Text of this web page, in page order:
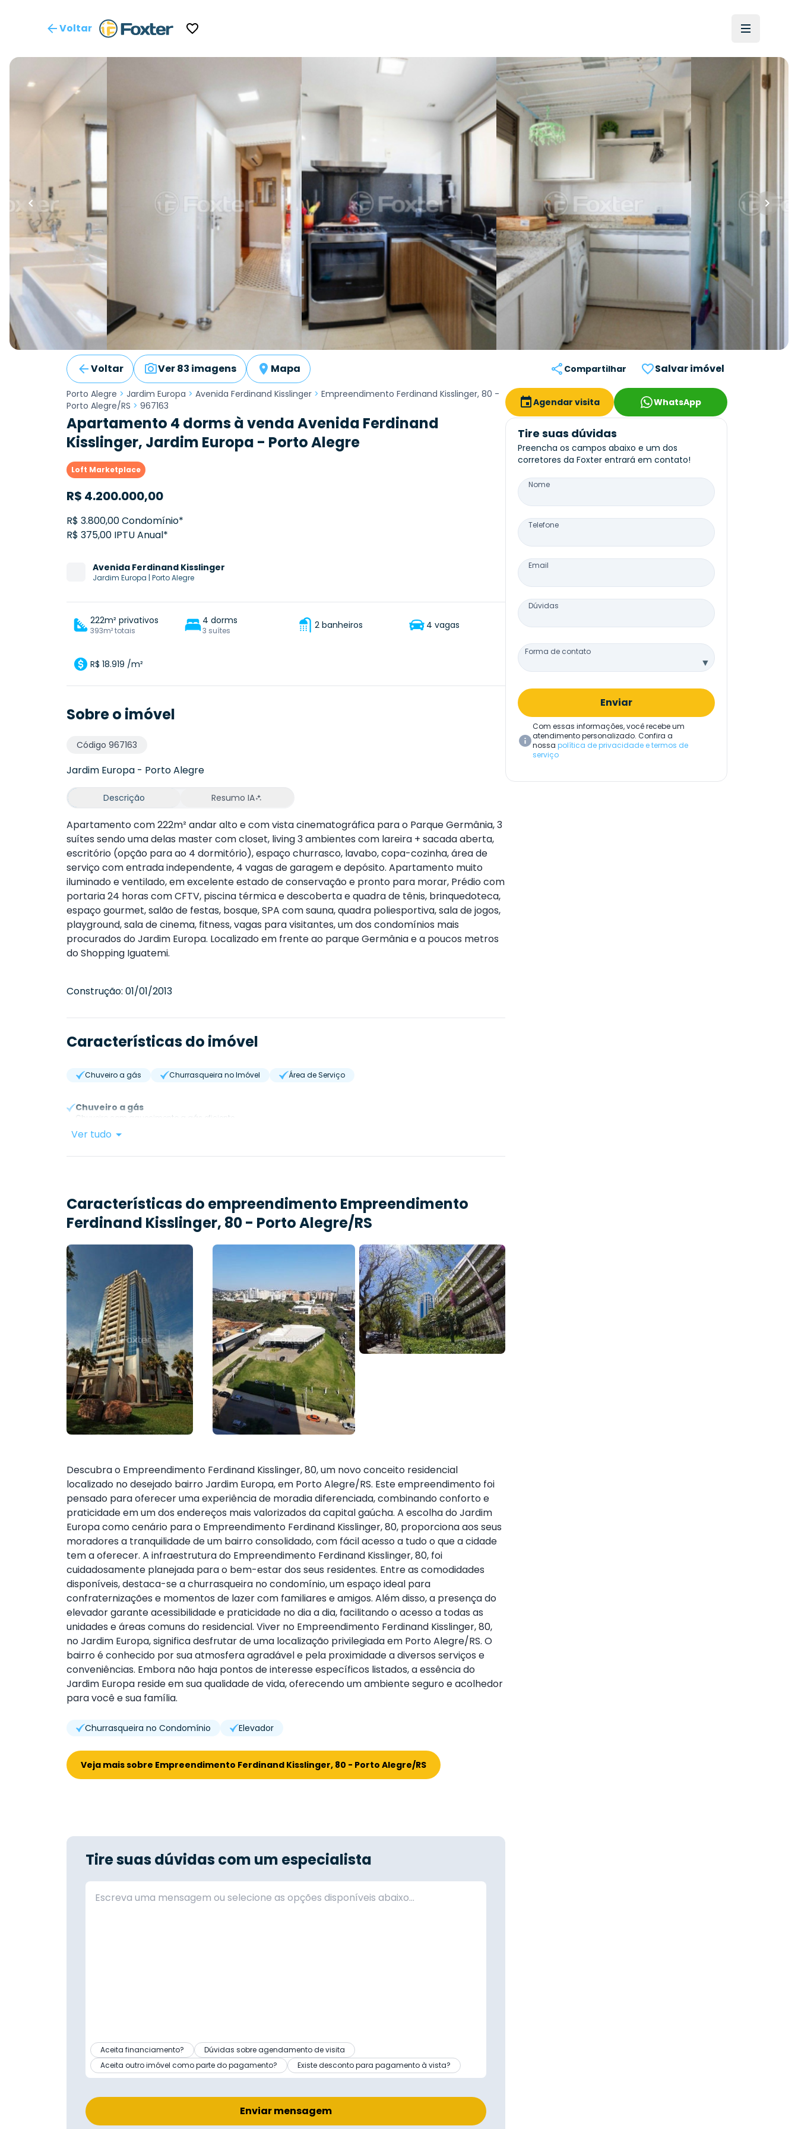
Voltar
Voltar Ver 83 imagens Mapa Compartilhar Salvar imóvel
Porto Alegre > Jardim Europa > Avenida Ferdinand Kisslinger > Empreendimento Ferdinand Kisslinger, 80 -
Porto Alegre/RS > 967163
Apartamento 4 dorms à venda Avenida Ferdinand
Kisslinger, Jardim Europa - Porto Alegre
Loft Marketplace
R$ 4.200.000,00
R$ 3.800,00 Condomínio*
R$ 375,00 IPTU Anual*
Avenida Ferdinand Kisslinger
Jardim Europa | Porto Alegre
222m² privativos
393m² totais
4 dorms
3 suítes 2 banheiros 4 vagas
R$ 18.919 /m²
Sobre o imóvel
Código 967163
Jardim Europa - Porto Alegre
Descrição Resumo IA
Apartamento com 222m² andar alto e com vista cinematográfica para o Parque Germânia, 3
suítes sendo uma delas master com closet, living 3 ambientes com lareira + sacada aberta,
escritório (opção para ao 4 dormitório), espaço churrasco, lavabo, copa-cozinha, área de
serviço com entrada independente, 4 vagas de garagem e depósito. Apartamento muito
iluminado e ventilado, em excelente estado de conservação e pronto para morar, Prédio com
portaria 24 horas com CFTV, piscina térmica e descoberta e quadra de tênis, brinquedoteca,
espaço gourmet, salão de festas, bosque, SPA com sauna, quadra poliesportiva, sala de jogos,
playground, sala de cinema, fitness, vagas para visitantes, um dos condomínios mais
procurados do Jardim Europa. Localizado em frente ao parque Germânia e a poucos metros
do Shopping Iguatemi.
Construção: 01/01/2013
Características do imóvel
Chuveiro a gás Churrasqueira no Imóvel Área de Serviço
Chuveiro a gás
Chuveiro com aquecimento a gás eficiente.
Ver tudo
Características do empreendimento Empreendimento
Ferdinand Kisslinger, 80 - Porto Alegre/RS
Descubra o Empreendimento Ferdinand Kisslinger, 80, um novo conceito residencial
localizado no desejado bairro Jardim Europa, em Porto Alegre/RS. Este empreendimento foi
pensado para oferecer uma experiência de moradia diferenciada, combinando conforto e
praticidade em um dos endereços mais valorizados da capital gaúcha. A escolha do Jardim
Europa como cenário para o Empreendimento Ferdinand Kisslinger, 80, proporciona aos seus
moradores a tranquilidade de um bairro consolidado, com fácil acesso a tudo o que a cidade
tem a oferecer. A infraestrutura do Empreendimento Ferdinand Kisslinger, 80, foi
cuidadosamente planejada para o bem-estar dos seus residentes. Entre as comodidades
disponíveis, destaca-se a churrasqueira no condomínio, um espaço ideal para
confraternizações e momentos de lazer com familiares e amigos. Além disso, a presença do
elevador garante acessibilidade e praticidade no dia a dia, facilitando o acesso a todas as
unidades e áreas comuns do residencial. Viver no Empreendimento Ferdinand Kisslinger, 80,
no Jardim Europa, significa desfrutar de uma localização privilegiada em Porto Alegre/RS. O
bairro é conhecido por sua atmosfera agradável e pela proximidade a diversos serviços e
conveniências. Embora não haja pontos de interesse específicos listados, a essência do
Jardim Europa reside em sua qualidade de vida, oferecendo um ambiente seguro e acolhedor
para você e sua família.
Churrasqueira no Condomínio Elevador
Veja mais sobre Empreendimento Ferdinand Kisslinger, 80 - Porto Alegre/RS
Tire suas dúvidas com um especialista
Aceita financiamento?
Dúvidas sobre agendamento de visita
Aceita outro imóvel como parte do pagamento?
Existe desconto para pagamento à vista?
Enviar mensagem
Agendar visita WhatsApp
Tire suas dúvidas
Preencha os campos abaixo e um dos
corretores da Foxter entrará em contato!
Nome
Telefone
Email
Dúvidas
Forma de contato
▼
Enviar
Com essas informações, você recebe um
atendimento personalizado. Confira a
nossa política de privacidade e termos de
serviço